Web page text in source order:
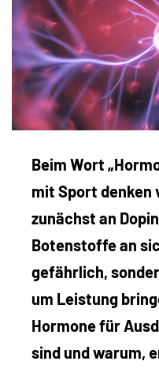
Beim Wort
mit Sport denken
zunächst an
Botenstoffe an
gefährlich,
um Leistung
Hormone für
sind und warum,